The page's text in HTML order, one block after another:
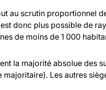
au scrutin proportionnel
donc plus possible de
de moins de 1 000
la majorité absolue des
Les autres